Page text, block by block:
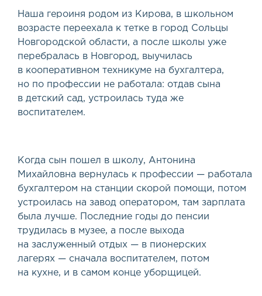
Наша героиня родом из Кирова, в школьном
возрасте переехала к тетке в город Сольцы
Новгородской области, а после школы уже
перебралась в Новгород, выучилась
в кооперативном техникуме на бухгалтера,
но по профессии не работала: отдав сына
в детский сад, устроилась туда же
воспитателем.
Когда сын пошел в школу, Антонина
Михайловна вернулась к профессии — работала
бухгалтером на станции скорой помощи, потом
устроилась на завод оператором, там зарплата
была лучше. Последние годы до пенсии
трудилась в музее, а после выхода
на заслуженный отдых — в пионерских
лагерях — сначала воспитателем, потом
на кухне, и в самом конце уборщицей.